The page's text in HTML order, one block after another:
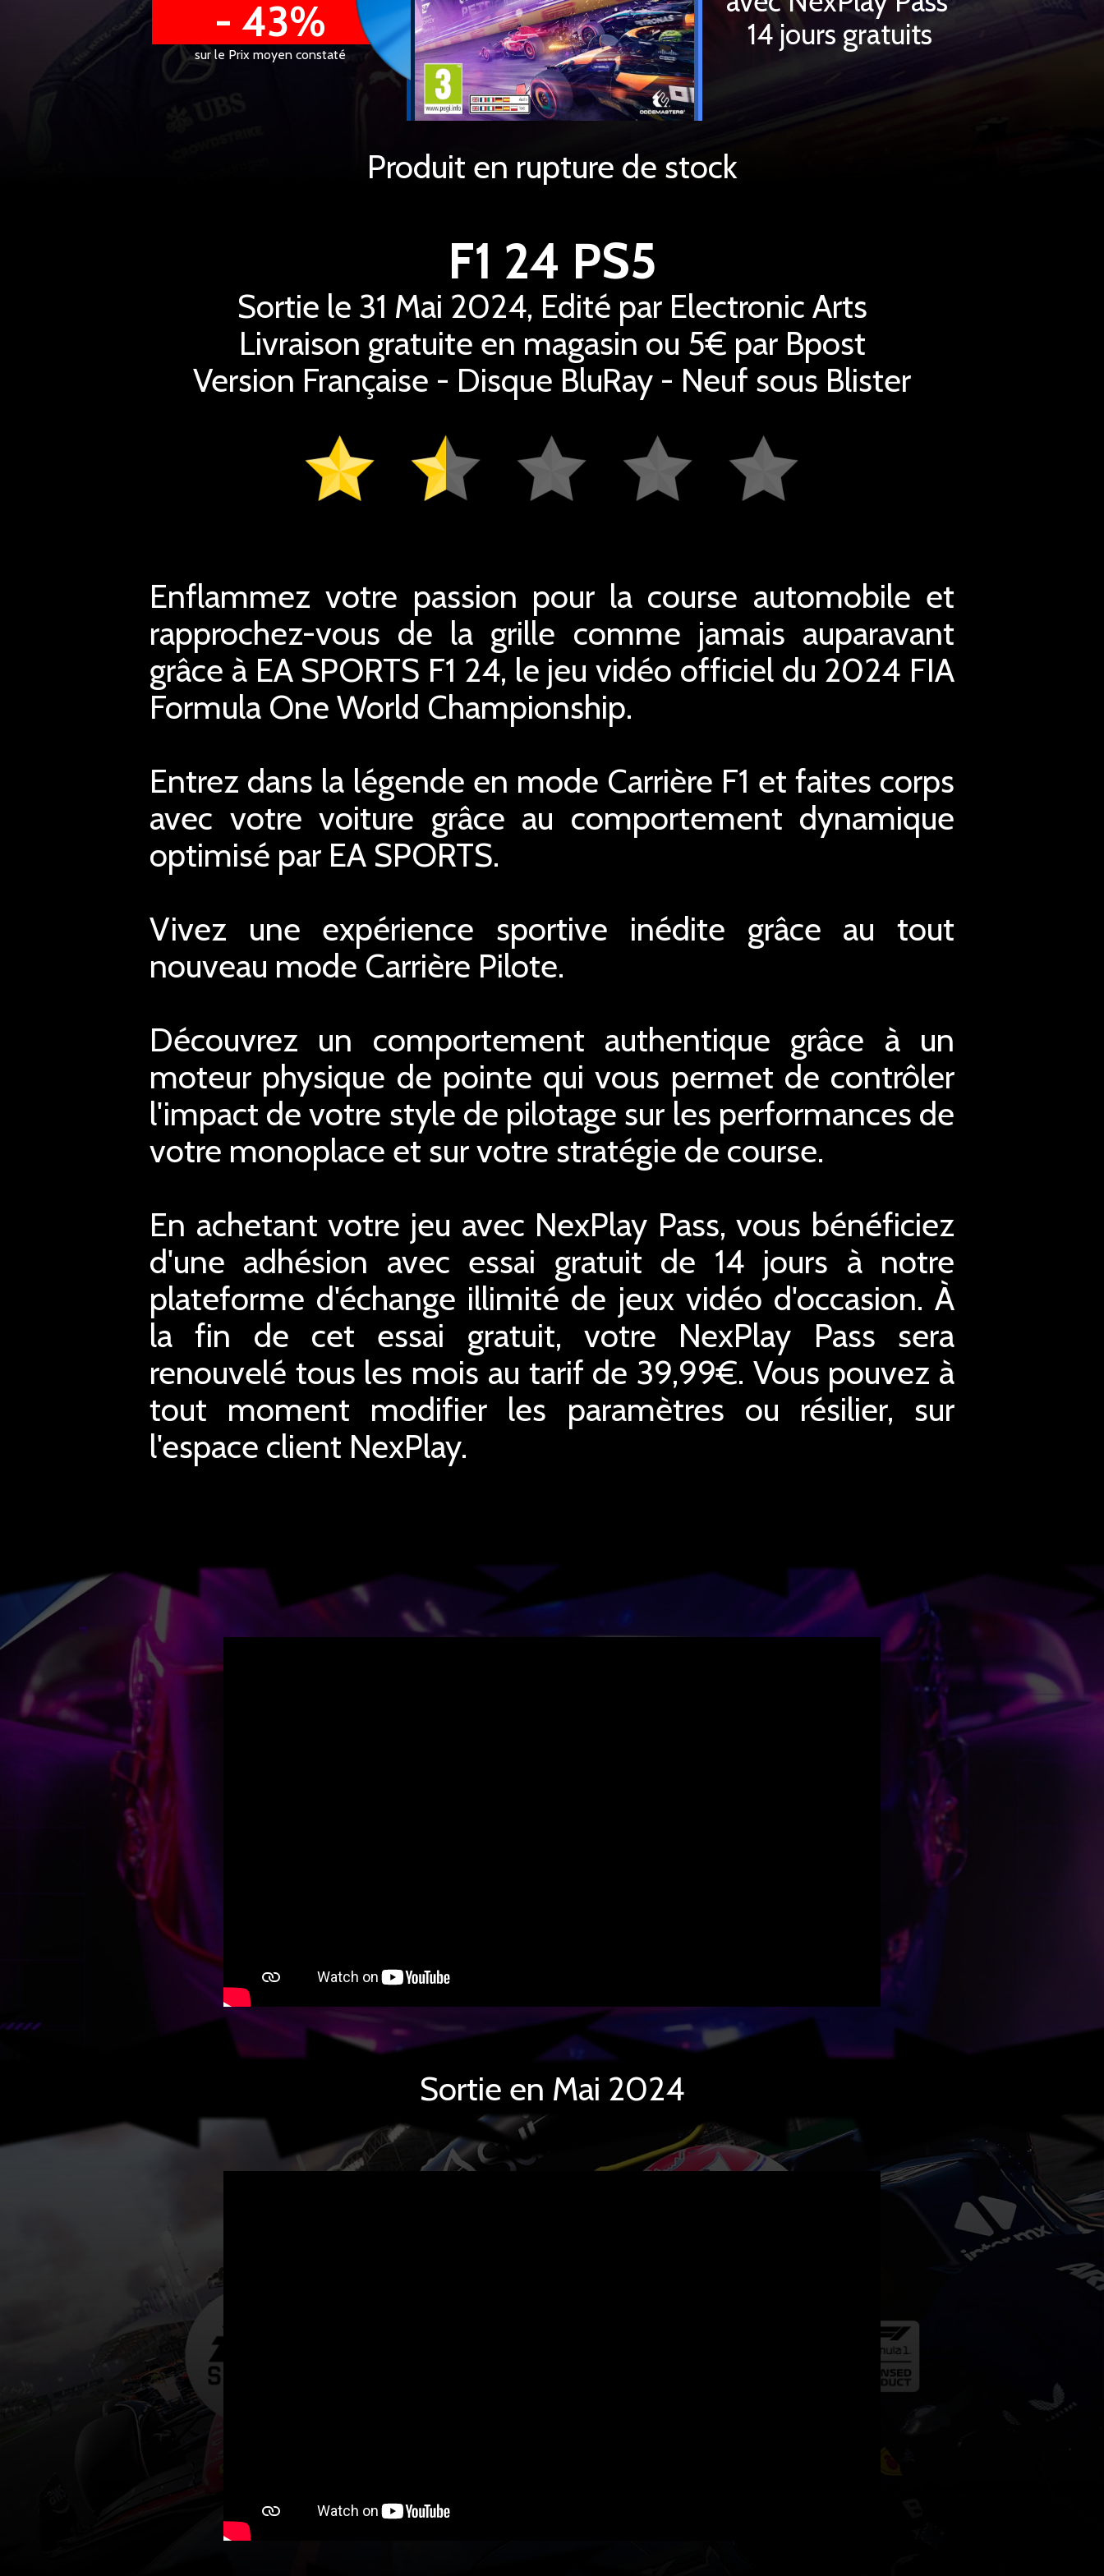
- 43%
sur le Prix moyen constaté
14 jours gratuits
Produit en rupture de stock
F1 24 PS5
Sortie le 31 Mai 2024, Edité par Electronic Arts
Livraison gratuite en magasin ou 5€ par Bpost
Version Française - Disque BluRay - Neuf sous Blister
Enflammez votre passion pour la course automobile et
rapprochez-vous de la grille comme jamais auparavant
grâce à EA SPORTS F1 24, le jeu vidéo officiel du 2024 FIA
Formula One World Championship.
Entrez dans la légende en mode Carrière F1 et faites corps
avec votre voiture grâce au comportement dynamique
optimisé par EA SPORTS.
Vivez une expérience sportive inédite grâce au tout
nouveau mode Carrière Pilote.
Découvrez un comportement authentique grâce à un
moteur physique de pointe qui vous permet de contrôler
l'impact de votre style de pilotage sur les performances de
votre monoplace et sur votre stratégie de course.
En achetant votre jeu avec NexPlay Pass, vous bénéficiez
d'une adhésion avec essai gratuit de 14 jours à notre
plateforme d'échange illimité de jeux vidéo d'occasion. À
la fin de cet essai gratuit, votre NexPlay Pass sera
renouvelé tous les mois au tarif de 39,99€. Vous pouvez à
tout moment modifier les paramètres ou résilier, sur
l'espace client NexPlay.
Sortie en Mai 2024